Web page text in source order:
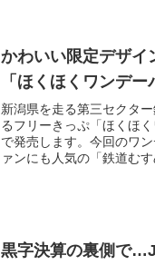
かわいい限定デザ
「ほくほくワンデ
新潟県を走る第三セクタ
るフリーきっぷ「ほくほ
で発売します。今回のワ
ァンにも人気の「鉄道む
黒字決算の裏側で